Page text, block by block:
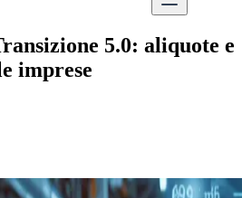
5.0: aliquote e
imprese